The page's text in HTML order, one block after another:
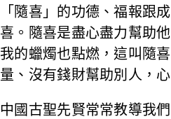
「隨喜」的功德、福報跟
喜。隨喜是盡心盡力幫助
我的蠟燭也點燃，這叫隨
量、沒有錢財幫助別人，
中國古聖先賢常常教導我